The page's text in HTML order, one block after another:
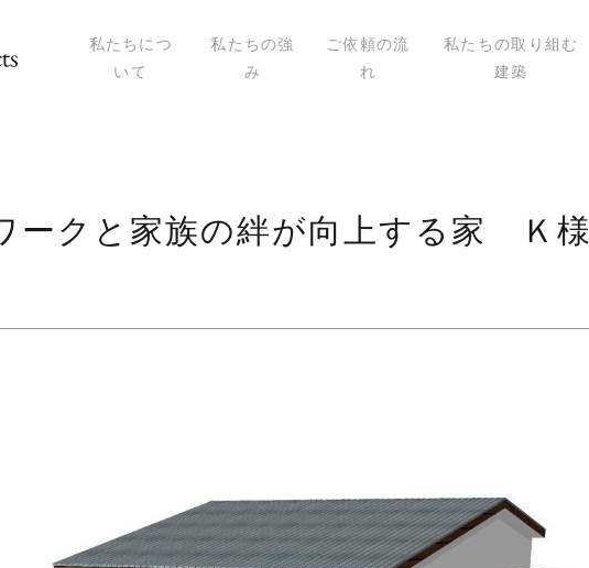
私たちにつ
いて
私たちについて
会社概要
私たちの強
み
ご依頼の流
れ
私たちの取り組む
建築
ークと家族の絆が向上する家 Ｋ様